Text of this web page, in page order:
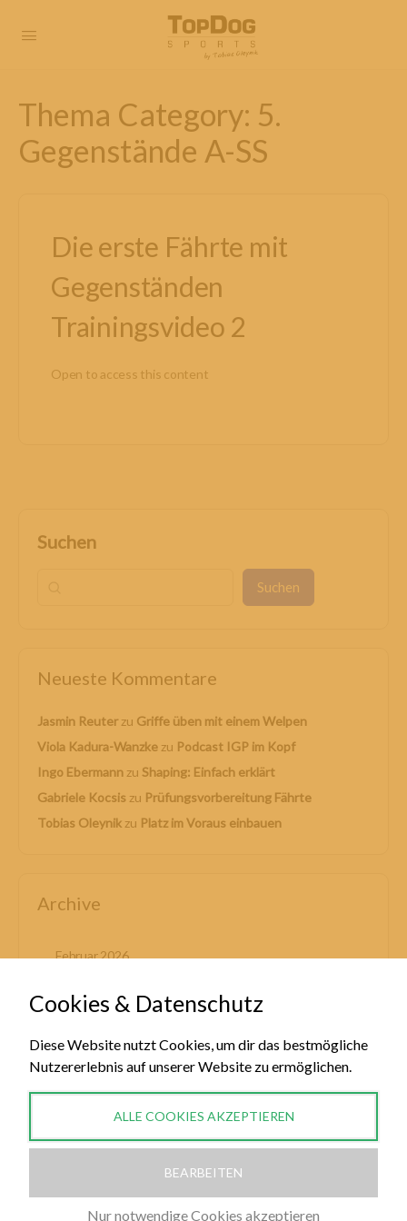
Thema Category: 5.
Gegenstände A-SS
Die erste Fährte mit
Gegenständen
Trainingsvideo 2
Open to access this content
Suchen
Suchen
Neueste Kommentare
Jasmin Reuter zu Griffe üben mit einem Welpen
Viola Kadura-Wanzke zu Podcast IGP im Kopf
Ingo Ebermann zu Shaping: Einfach erklärt
Gabriele Kocsis zu Prüfungsvorbereitung Fährte
Tobias Oleynik zu Platz im Voraus einbauen
Archive
Februar 2026
Januar 2026
September 2025
Kategorien
Cookies & Datenschutz
Diese Website nutzt Cookies, um dir das bestmögliche
Nutzererlebnis auf unserer Website zu ermöglichen.
ALLE COOKIES AKZEPTIEREN
BEARBEITEN
Nur notwendige Cookies akzeptieren